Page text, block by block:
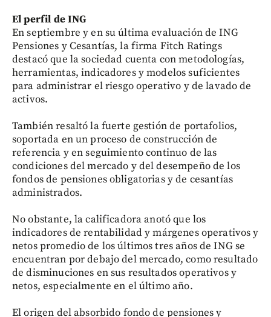
El perfil de ING
En septiembre y en su última evaluación de ING
Pensiones y Cesantías, la firma Fitch Ratings
destacó que la sociedad cuenta con metodologías,
herramientas, indicadores y modelos suficientes
para administrar el riesgo operativo y de lavado de
activos.
También resaltó la fuerte gestión de portafolios,
soportada en un proceso de construcción de
referencia y en seguimiento continuo de las
condiciones del mercado y del desempeño de los
fondos de pensiones obligatorias y de cesantías
administrados.
No obstante, la calificadora anotó que los
indicadores de rentabilidad y márgenes operativos y
netos promedio de los últimos tres años de ING se
encuentran por debajo del mercado, como resultado
de disminuciones en sus resultados operativos y
netos, especialmente en el último año.
El origen del absorbido fondo de pensiones y